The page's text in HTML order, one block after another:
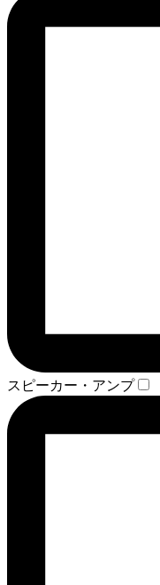
スピーカー・アンプ